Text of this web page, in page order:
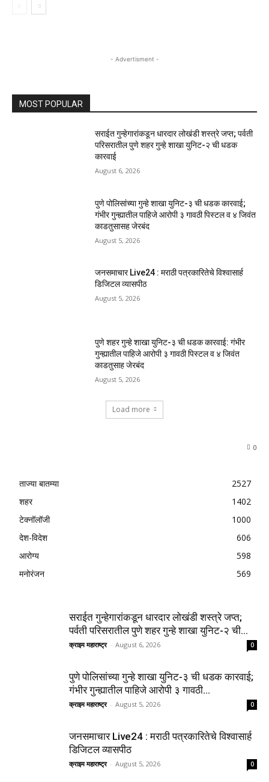
- Advertisment -
MOST POPULAR
सराईत गुन्हेगारांकडून धारदार लोखंडी शस्त्रे जप्त; पर्वती
परिसरातील पुणे शहर गुन्हे शाखा युनिट-२ ची धडक
कारवाई
August 6, 2026
पुणे पोलिसांच्या गुन्हे शाखा युनिट-३ ची धडक कारवाई;
गंभीर गुन्ह्यातील पाहिजे आरोपी ३ गावठी पिस्टल व ४ जिवंत
काडतुसासह जेरबंद
August 5, 2026
जनसमाचार Live24 : मराठी पत्रकारितेचे विश्वासार्ह
डिजिटल व्यासपीठ
August 5, 2026
पुणे शहर गुन्हे शाखा युनिट-३ ची धडक कारवाई: गंभीर
गुन्ह्यातील पाहिजे आरोपी ३ गावठी पिस्टल व ४ जिवंत
काडतुसाह जेरबंद
August 5, 2026
Load more
0
ताज्या बातम्या
2527
शहर
1402
टेक्नॉलॉजी
1000
देश-विदेश
606
आरोग्य
598
मनोरंजन
569
सराईत गुन्हेगारांकडून धारदार लोखंडी शस्त्रे जप्त;
पर्वती परिसरातील पुणे शहर गुन्हे शाखा युनिट-२ ची...
क्राइम महाराष्ट्र - August 6, 2026 0
पुणे पोलिसांच्या गुन्हे शाखा युनिट-३ ची धडक कारवाई;
गंभीर गुन्ह्यातील पाहिजे आरोपी ३ गावठी...
क्राइम महाराष्ट्र - August 5, 2026 0
जनसमाचार Live24 : मराठी पत्रकारितेचे विश्वासार्ह
डिजिटल व्यासपीठ
क्राइम महाराष्ट्र - August 5, 2026 0